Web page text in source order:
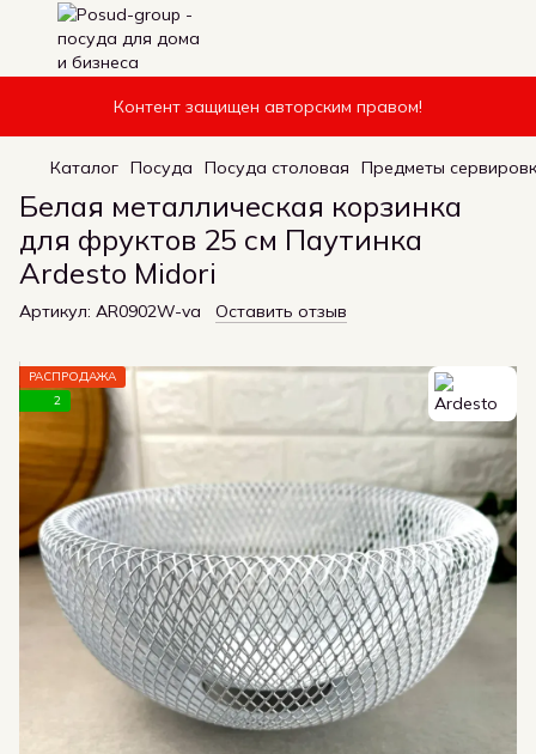
Контент защищен авторским правом!
Каталог Посуда Посуда столовая Предметы
Белая металлическая корзинка
для фруктов 25 см Паутинка
Ardesto Midori
Артикул: AR0902W-va Оставить отзыв
РАСПРОДАЖА
2